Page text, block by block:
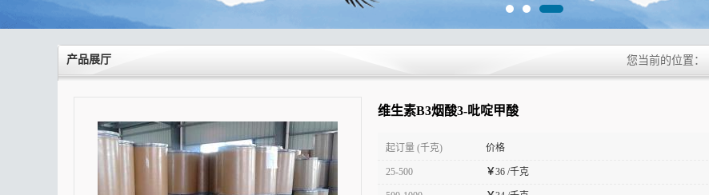
产品展厅 您当前的位置：
维生素B3烟酸3-吡啶甲酸
起订量 (千克) 价格
25-500 ￥36 /千克